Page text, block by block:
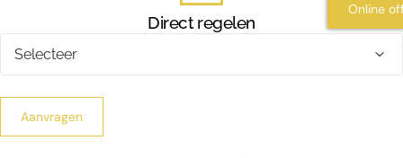
Direct regelen
Aanvragen
Online